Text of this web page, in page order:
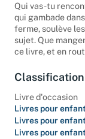
Qui vas-tu
qui gambade
ferme, soulève
sujet. Que
ce livre, et en
Classification
Livre d'occasion
Livres pour
Livres pour
Livres pour